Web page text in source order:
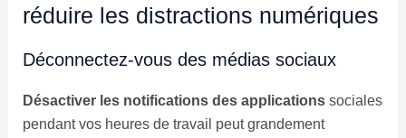
réduire les distractions numériques
Déconnectez-vous des médias sociaux
Désactiver les notifications des applicationssociales
pendant vos heures de travail peut grandement